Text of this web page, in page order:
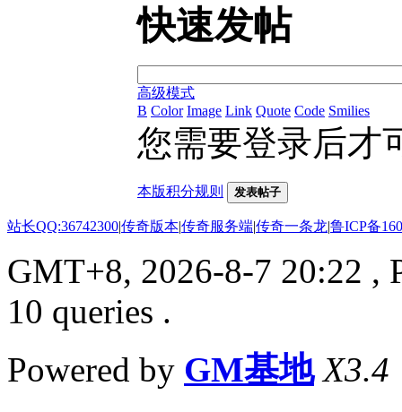
快速发帖
高级模式
B Color Image Link Quote Code Smilies
您需要登录后才
本版积分规则 发表帖子
站长QQ:36742300|传奇版本|传奇服务端|传奇一条龙|鲁ICP备
GMT+8, 2026-8-7 20:22 ,
10 queries .
Powered by GM基地 X3.4